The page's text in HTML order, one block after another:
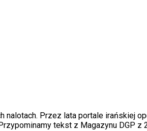
Przez lata portale irańskiej
tekst z Magazynu DGP z